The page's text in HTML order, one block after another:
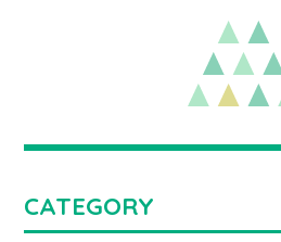
CATEGORY